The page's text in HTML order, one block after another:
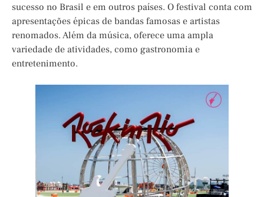
sucesso no Brasil e em outros países. O festival conta com
apresentações épicas de bandas famosas e artistas
renomados. Além da música, oferece uma ampla
variedade de atividades, como gastronomia e
entretenimento.